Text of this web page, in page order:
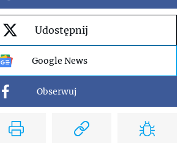
Udostępnij
Google News
Obserwuj